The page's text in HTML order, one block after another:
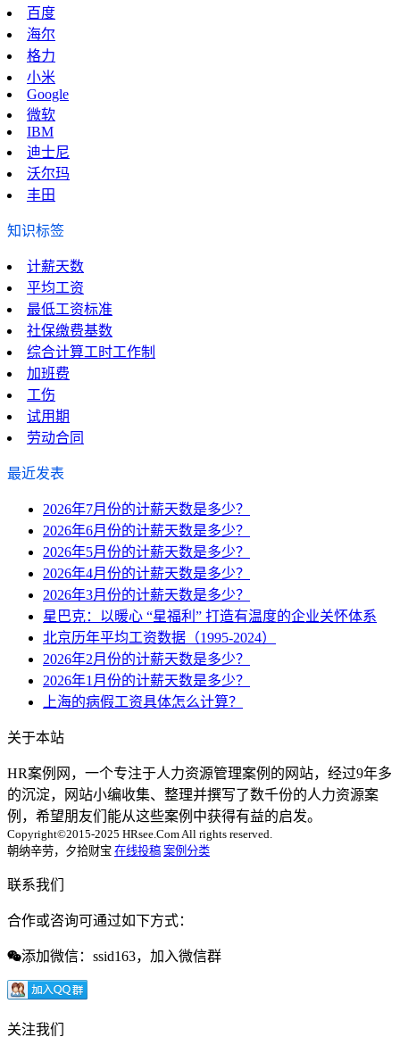
百度
海尔
格力
小米
Google
微软
IBM
迪士尼
沃尔玛
丰田
知识标签
计薪天数
平均工资
最低工资标准
社保缴费基数
综合计算工时工作制
加班费
工伤
试用期
劳动合同
最近发表
2026年7月份的计薪天数是多少？
2026年6月份的计薪天数是多少？
2026年5月份的计薪天数是多少？
2026年4月份的计薪天数是多少？
2026年3月份的计薪天数是多少？
星巴克：以暖心 “星福利” 打造有温度的企业关怀体系
北京历年平均工资数据（1995-2024）
2026年2月份的计薪天数是多少？
2026年1月份的计薪天数是多少？
上海的病假工资具体怎么计算？
关于本站
HR案例网，一个专注于人力资源管理案例的网站，经过9年多
的沉淀，网站小编收集、整理并撰写了数千份的人力资源案
例，希望朋友们能从这些案例中获得有益的启发。
Copyright©2015-2025 HRsee.Com All rights reserved.
朝纳辛劳，夕拾财宝 在线投稿 案例分类
联系我们
合作或咨询可通过如下方式：
添加微信：ssid163，加入微信群
关注我们